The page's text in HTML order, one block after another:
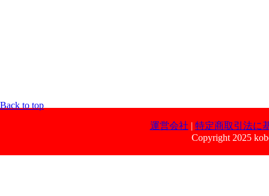
Back to top
運営会社 | 特定商取引法に
Copyright 2025